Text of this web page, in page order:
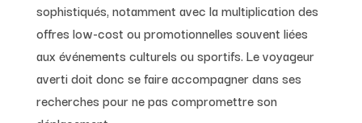
sophistiqués, notamment avec la multiplication des
offres low-cost ou promotionnelles souvent liées
aux événements culturels ou sportifs. Le voyageur
averti doit donc se faire accompagner dans ses
recherches pour ne pas compromettre son